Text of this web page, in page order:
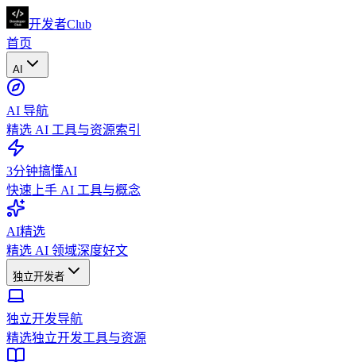
开发者Club
首页
AI
AI 导航
精选 AI 工具与资源索引
3分钟搞懂AI
快速上手 AI 工具与概念
AI精选
精选 AI 领域深度好文
独立开发者
独立开发导航
精选独立开发工具与资源